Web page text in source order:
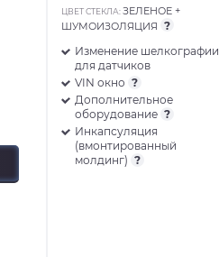
ЦВЕТ СТЕКЛА:ЗЕЛЕНОЕ +
ШУМОИЗОЛЯЦИЯ ?
Изменение шелкографии
для датчиков
VIN окно ?
Дополнительное
оборудование ?
Инкапсуляция
(вмонтированный
молдинг) ?